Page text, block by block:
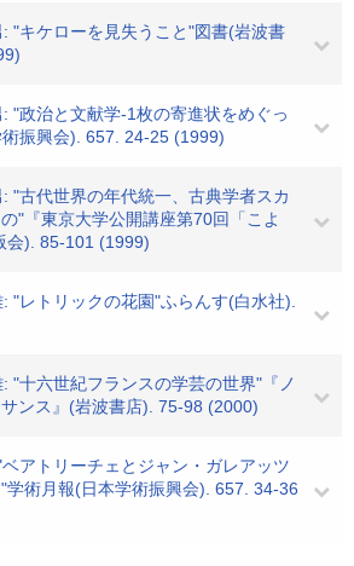
"キケローを見失うこと"図書(岩波書
"政治と文献学-1枚の寄進状をめぐっ
振興会). 657. 24-25 (1999)
"古代世界の年代統一、古典学者スカ
"『東京大学公開講座第70回「こよ
会). 85-101 (1999)
"レトリックの花園"ふらんす(白水社).
"十六世紀フランスの学芸の世界"『ノ
ンス』(岩波書店). 75-98 (2000)
アトリーチェとジャン・ガレアッツ
学術月報(日本学術振興会). 657. 34-36